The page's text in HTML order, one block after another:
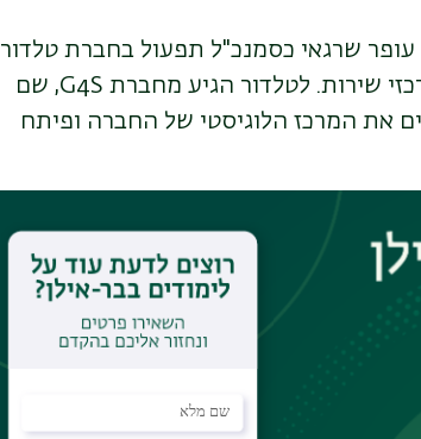
שרגאי כסמנכ"ל תפעול בחברת טלדור
שירות. לטלדור הגיע מחברת G4S, שם
את המרכז הלוגיסטי של החברה ופיתח
עם אגף הבינוי, התחזוקה והפיתוח, והוקם אגף
השירות בתחומי התפעול והלוגיסטיקה
אקדמי וסגל מנהלי, תוך ניצול מיטבי ויעיל
בר-אילן.